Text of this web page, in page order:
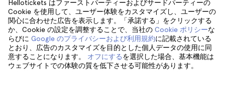
Hellotickets はファーストパーティーおよびサードパーティーの
Cookie を使用して、ユーザー体験をカスタマイズし、ユーザーの
関心に合わせた広告を表示します。「承諾する」をクリックする
か、Cookie の設定を調整することで、当社の Cookie ポリシーな
らびに Google のプライバシーおよび利用規約に記載されている
とおり、広告のカスタマイズを目的とした個人データの使用に同
意することになります。 オフにするを選択した場合、基本機能は
ウェブサイトでの体験の質を低下させる可能性があります。
利用規約
法律相談
cookie
クラクフ
テネリフェ
サポート
サポート
フォローしてください